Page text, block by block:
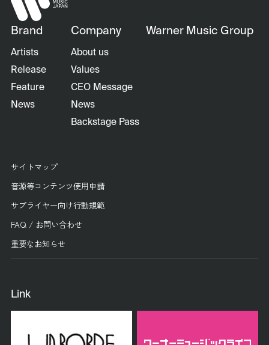
Brand
Artists
Release
Feature
News
Company
About us
Values
CEO Message
News
Backstage Pass
Warner Music Group
サイトマップ
音源等コンテンツ使用申請
サプライヤー向け行動規範
FAQ / お問い合わせ
重要なお知らせ
Link